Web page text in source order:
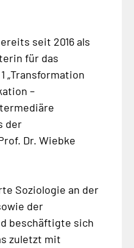
seit 2016 als
für das
„Transformation
–
der
Dr. Wiebke
Soziologie an der
der
beschäftigte sich
zuletzt mit